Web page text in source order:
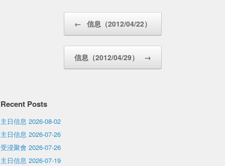
← 信息（2012/04/22）
信息（2012/04/29） →
Recent Posts
主日信息 2026-08-02
主日信息 2026-07-26
受浸聚會 2026-07-26
主日信息 2026-07-19